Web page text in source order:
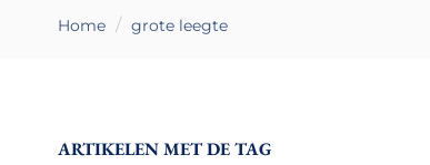
Home grote leegte
ARTIKELEN MET DE TAG